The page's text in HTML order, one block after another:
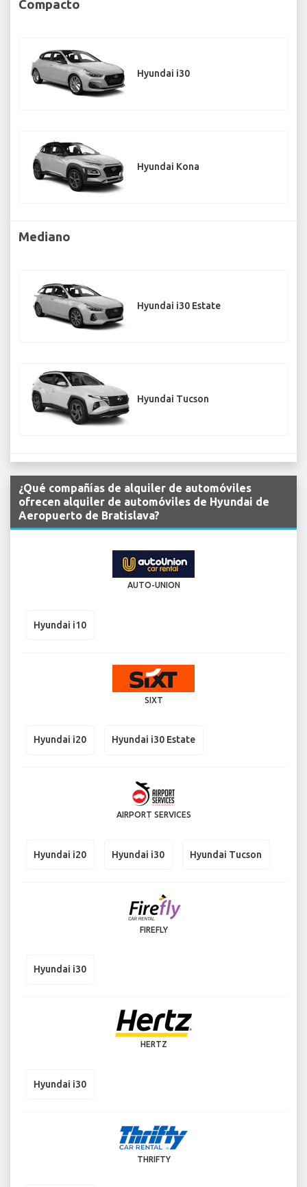
Compacto
Hyundai i30
Hyundai Kona
Mediano
Hyundai i30 Estate
Hyundai Tucson
¿Qué compañías de alquiler de automóviles
ofrecen alquiler de automóviles de Hyundai de
Aeropuerto de Bratislava?
AUTO-UNION
Hyundai i10
SIXT
Hyundai i20 Hyundai i30 Estate
AIRPORT SERVICES
Hyundai i20 Hyundai i30 Hyundai Tucson
FIREFLY
Hyundai i30
HERTZ
Hyundai i30
THRIFTY